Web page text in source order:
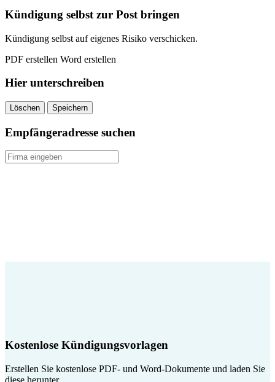
quantity
Kündigung selbst zur Post bringen
Kündigung selbst auf eigenes Risiko verschicken.
PDF erstellen Word erstellen
Hier unterschreiben
Löschen Speichern
Empfängeradresse suchen
Kostenlose Kündigungsvorlagen
Erstellen Sie kostenlose PDF- und Word-Dokumente und laden Sie
diese herunter.